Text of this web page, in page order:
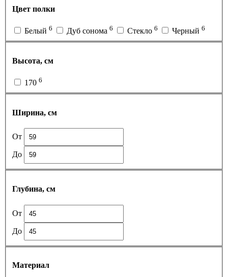
Цвет полки
Белый 6 Дуб сонома 6 Стекло 6 Черный 6
Высота, см
170 6
Ширина, см
От
До
Глубина, см
От
До
Материал